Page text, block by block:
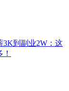
3K到副业2W：这